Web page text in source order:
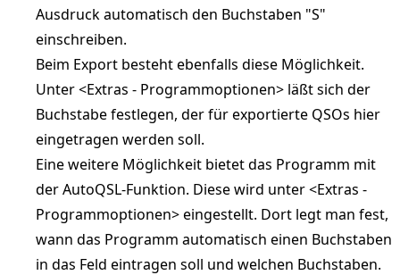
Ausdruck automatisch den Buchstaben "S"
einschreiben.
Beim Export besteht ebenfalls diese Möglichkeit.
Unter <Extras - Programmoptionen> läßt sich der
Buchstabe festlegen, der für exportierte QSOs hier
eingetragen werden soll.
Eine weitere Möglichkeit bietet das Programm mit
der AutoQSL-Funktion. Diese wird unter <Extras -
Programmoptionen> eingestellt. Dort legt man fest,
wann das Programm automatisch einen Buchstaben
in das Feld eintragen soll und welchen Buchstaben.